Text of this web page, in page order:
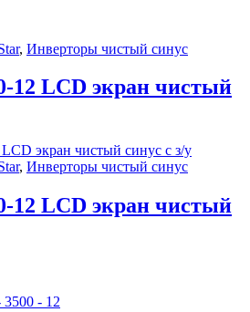
, Инверторы чистый синус
12 LCD экран чистый
, Инверторы чистый синус
12 LCD экран чистый
- 12